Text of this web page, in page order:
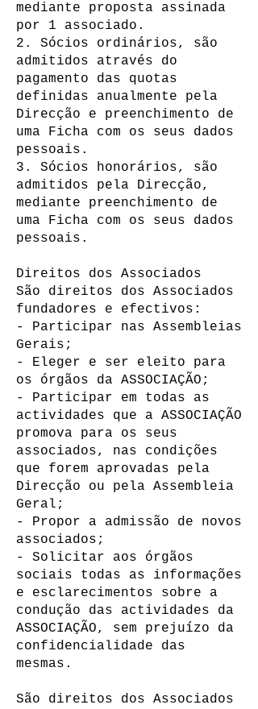
mediante proposta assinada
por 1 associado.
2. Sócios ordinários, são
admitidos através do
pagamento das quotas
definidas anualmente pela
Direcção e preenchimento de
uma Ficha com os seus dados
pessoais.
3. Sócios honorários, são
admitidos pela Direcção,
mediante preenchimento de
uma Ficha com os seus dados
pessoais.
Direitos dos Associados
São direitos dos Associados
fundadores e efectivos:
- Participar nas Assembleias
Gerais;
- Eleger e ser eleito para
os órgãos da ASSOCIAÇÃO;
- Participar em todas as
actividades que a ASSOCIAÇÃO
promova para os seus
associados, nas condições
que forem aprovadas pela
Direcção ou pela Assembleia
Geral;
- Propor a admissão de novos
associados;
- Solicitar aos órgãos
sociais todas as informações
e esclarecimentos sobre a
condução das actividades da
ASSOCIAÇÃO, sem prejuízo da
confidencialidade das
mesmas.
São direitos dos Associados